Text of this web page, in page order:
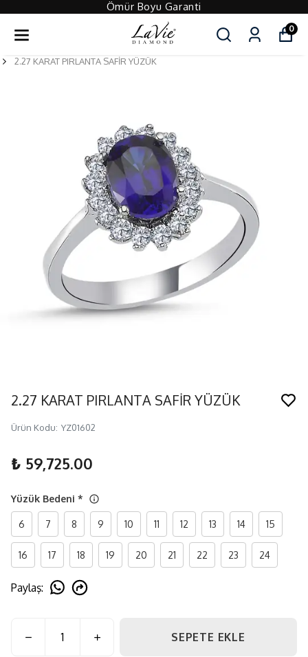
Ömür Boyu Garanti
0
2.27 KARAT PIRLANTA SAFİR YÜZÜK
2.27 KARAT PIRLANTA SAFİR YÜZÜK
Ürün Kodu: YZ01602
₺ 59,725.00
Yüzük Bedeni *
6 7 8 9 10 11 12 13 14 15
16 17 18 19 20 21 22 23 24
Paylaş:
SEPETE EKLE